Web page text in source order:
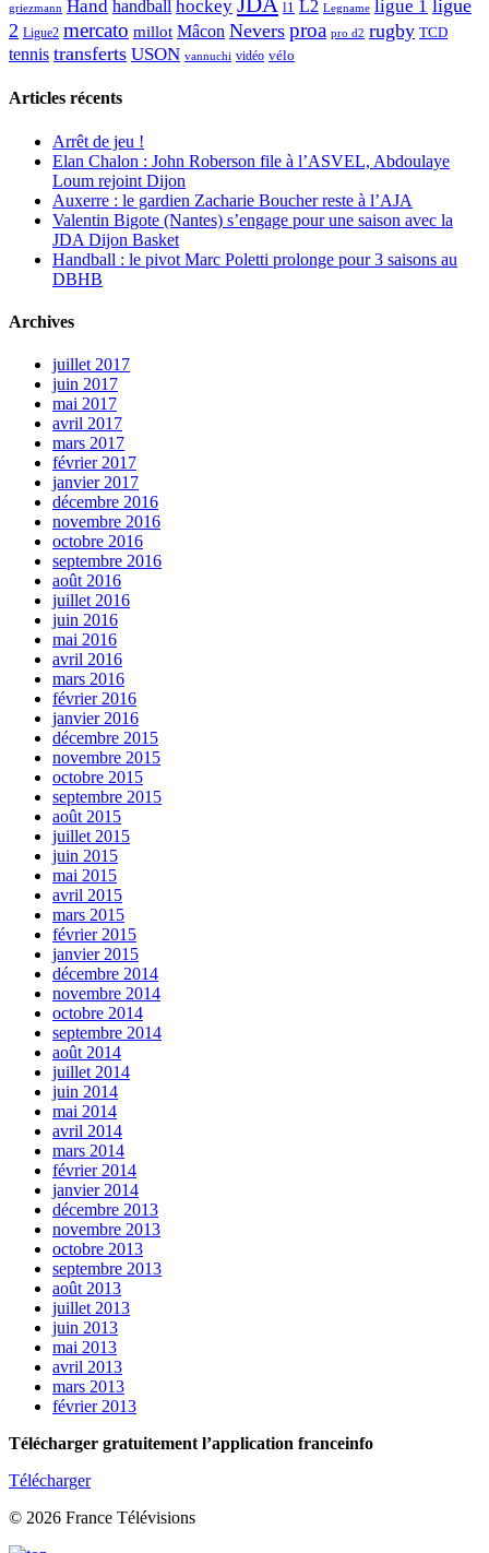
griezmann Hand handball hockey l1 L2 Legname ligue 1 ligue
2 Ligue2 mercato millot Mâcon Nevers proa pro d2 rugby TCD
tennis transferts USON vannuchi vidéo vélo
Articles récents
Arrêt de jeu !
Elan Chalon : John Roberson file à l’ASVEL, Abdoulaye
Loum rejoint Dijon
Auxerre : le gardien Zacharie Boucher reste à l’AJA
Valentin Bigote (Nantes) s’engage pour une saison avec la
JDA Dijon Basket
Handball : le pivot Marc Poletti prolonge pour 3 saisons au
DBHB
Archives
juillet 2017
juin 2017
mai 2017
avril 2017
mars 2017
février 2017
janvier 2017
décembre 2016
novembre 2016
octobre 2016
septembre 2016
août 2016
juillet 2016
juin 2016
mai 2016
avril 2016
mars 2016
février 2016
janvier 2016
décembre 2015
novembre 2015
octobre 2015
septembre 2015
août 2015
juillet 2015
juin 2015
mai 2015
avril 2015
mars 2015
février 2015
janvier 2015
décembre 2014
novembre 2014
octobre 2014
septembre 2014
août 2014
juillet 2014
juin 2014
mai 2014
avril 2014
mars 2014
février 2014
janvier 2014
décembre 2013
novembre 2013
octobre 2013
septembre 2013
août 2013
juillet 2013
juin 2013
mai 2013
avril 2013
mars 2013
février 2013
Télécharger gratuitement l’application franceinfo
Télécharger
© 2026 France Télévisions